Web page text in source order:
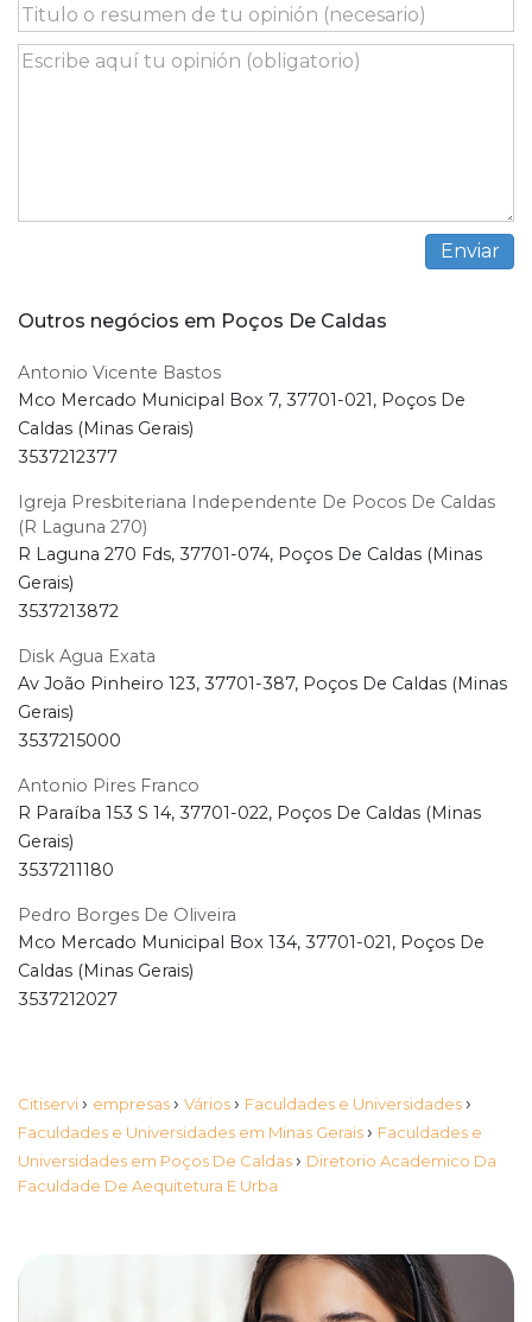
Outros negócios em Poços De Caldas
Antonio Vicente Bastos
Mco Mercado Municipal Box 7, 37701-021, Poços De
Caldas (Minas Gerais)
3537212377
Igreja Presbiteriana Independente De Pocos De Caldas
(R Laguna 270)
R Laguna 270 Fds, 37701-074, Poços De Caldas (Minas
Gerais)
3537213872
Disk Agua Exata
Av João Pinheiro 123, 37701-387, Poços De Caldas (Minas
Gerais)
3537215000
Antonio Pires Franco
R Paraíba 153 S 14, 37701-022, Poços De Caldas (Minas
Gerais)
3537211180
Pedro Borges De Oliveira
Mco Mercado Municipal Box 134, 37701-021, Poços De
Caldas (Minas Gerais)
3537212027
Citiservi › empresas › Vários › Faculdades e Universidades ›
Faculdades e Universidades em Minas Gerais › Faculdades e
Universidades em Poços De Caldas › Diretorio Academico Da
Faculdade De Aequitetura E Urba